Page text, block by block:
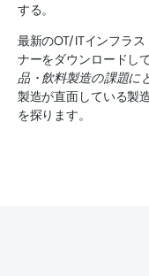
する。
最新のOT/ITインフラ
ナーをダウンロードし
品・飲料製造の課題
製造が直面している製
を探ります。